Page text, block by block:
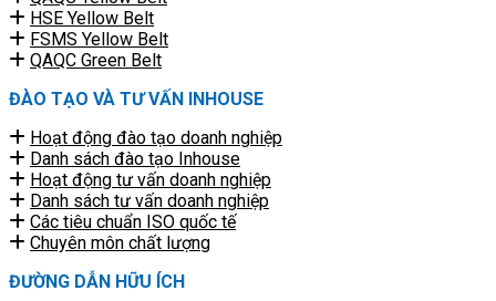
HSE Yellow Belt
FSMS Yellow Belt
QAQC Green Belt
ĐÀO TẠO VÀ TƯ VẤN INHOUSE
Hoạt động đào tạo doanh nghiệp
Danh sách đào tạo Inhouse
Hoạt động tư vấn doanh nghiệp
Danh sách tư vấn doanh nghiệp
Các tiêu chuẩn ISO quốc tế
Chuyên môn chất lượng
ĐƯỜNG DẪN HỮU ÍCH